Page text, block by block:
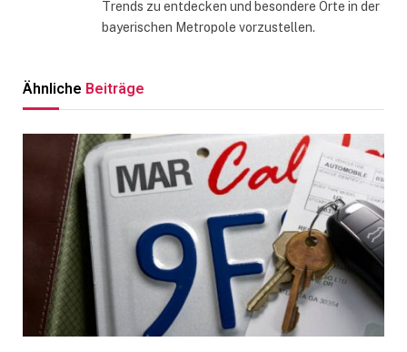
Trends zu entdecken und besondere Orte in der
bayerischen Metropole vorzustellen.
Ähnliche Beiträge